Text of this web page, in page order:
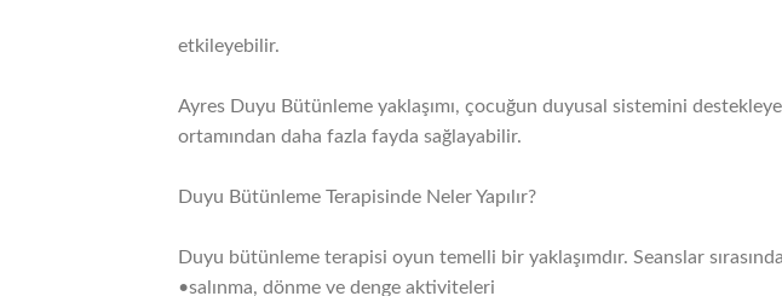
etkileyebilir.
Ayres Duyu Bütünleme yaklaşımı, çocuğun duyusal sistemini
ortamından daha fazla fayda sağlayabilir.
Duyu Bütünleme Terapisinde Neler Yapılır?
Duyu bütünleme terapisi oyun temelli bir yaklaşımdır. Seanslar
•salınma, dönme ve denge aktiviteleri